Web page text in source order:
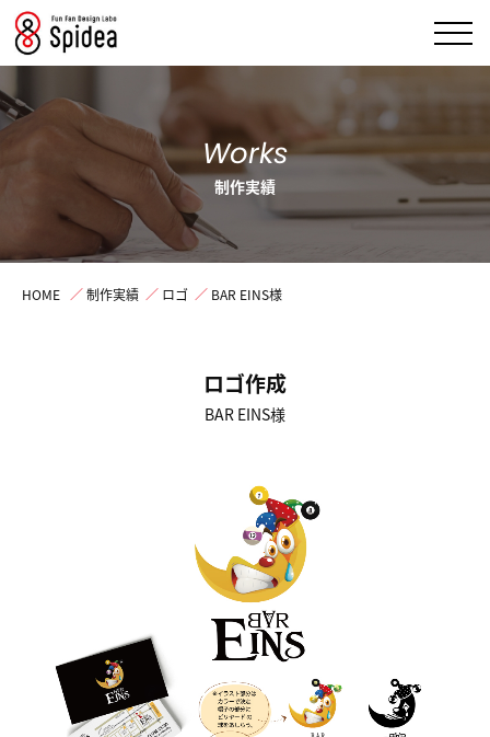
Works
制作実績
HOME ／制作実績 ／ ロゴ ／ BAR EINS様
ロゴ作成
BAR EINS様